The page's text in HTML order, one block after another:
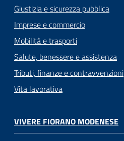
Giustizia e sicurezza pubblica
Imprese e commercio
Mobilità e trasporti
Salute, benessere e assistenza
Tributi, finanze e contravvenzioni
Vita lavorativa
VIVERE FIORANO MODENESE